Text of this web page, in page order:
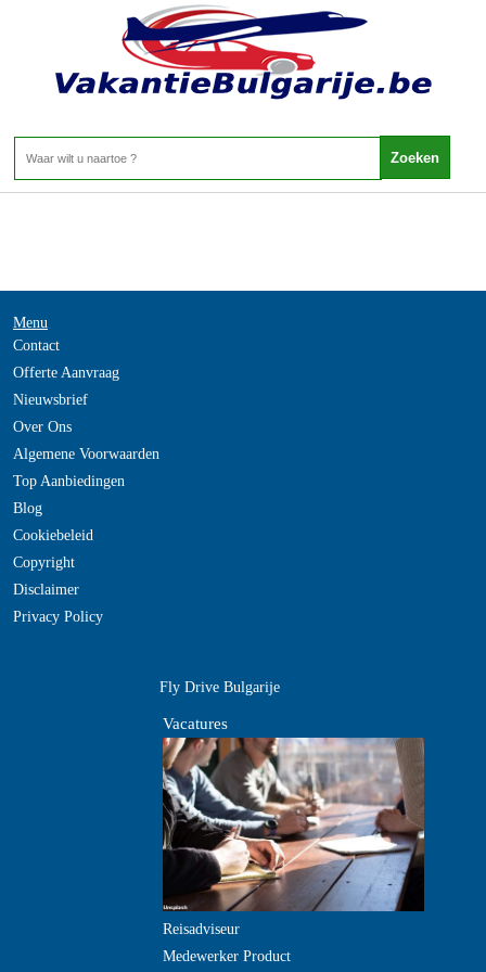
Home>
Menu
Contact
Offerte Aanvraag
Nieuwsbrief
Over Ons
Algemene Voorwaarden
Top Aanbiedingen
Blog
Cookiebeleid
Copyright
Disclaimer
Privacy Policy
Fly Drive Bulgarije
Vacatures
Reisadviseur
Medewerker Product